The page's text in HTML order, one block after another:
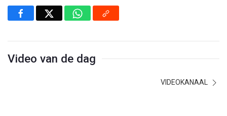
Video van de dag
VIDEOKANAAL